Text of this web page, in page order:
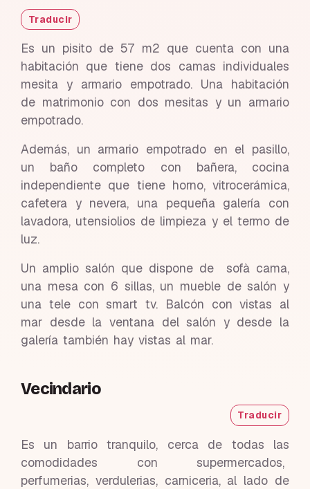
Traducir
Es un pisito de 57 m2 que cuenta con una
habitación que tiene dos camas individuales
mesita y armario empotrado. Una habitación
de matrimonio con dos mesitas y un armario
empotrado.
Además, un armario empotrado en el pasillo,
un baño completo con bañera, cocina
independiente que tiene horno, vitrocerámica,
cafetera y nevera, una pequeña galería con
lavadora, utensiolios de limpieza y el termo de
luz.
Un amplio salón que dispone de sofà cama,
una mesa con 6 sillas, un mueble de salón y
una tele con smart tv. Balcón con vistas al
mar desde la ventana del salón y desde la
galería también hay vistas al mar.
Vecindario
Traducir
Es un barrio tranquilo, cerca de todas las
comodidades con supermercados,
perfumerias, verdulerias, carniceria, al lado de